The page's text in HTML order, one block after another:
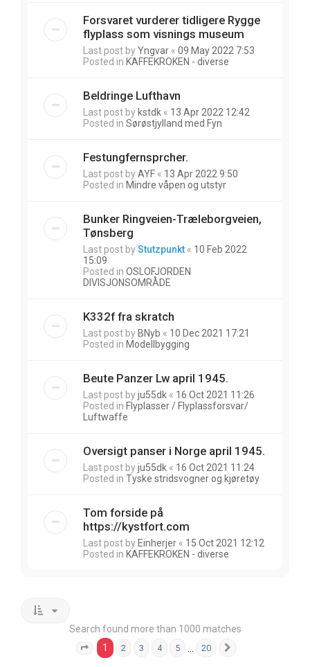
Forsvaret vurderer tidligere Rygge
flyplass som visnings museum
Last post byYngvar « 09 May 2022 7:53
Posted in KAFFEKROKEN - diverse
Beldringe Lufthavn
Last post by kstdk « 13 Apr 2022 12:42
Posted in Sørøstjylland med Fyn
Festungfernsprcher.
Last post byAYF « 13 Apr 2022 9:50
Posted in Mindre våpen og utstyr
Bunker Ringveien-Træleborgveien,
Tønsberg
Last post byStutzpunkt « 10 Feb 2022
15:09
Posted in OSLOFJORDEN
DIVISJONSOMRÅDE
K332f fra skratch
Last post by BNyb « 10 Dec 2021 17:21
Posted in Modellbygging
Beute Panzer Lw april 1945.
Last post byju55dk « 16 Oct 2021 11:26
Posted in Flyplasser / Flyplassforsvar/
Luftwaffe
Oversigt panser i Norge april 1945.
Last post byju55dk « 16 Oct 2021 11:24
Posted in Tyske stridsvogner og kjøretøy
Tom forside på
https://kystfort.com
Last post by Einherjer « 15 Oct 2021 12:12
Posted in KAFFEKROKEN - diverse
Search found more than 1000 matches
Page 1 of 20
1 2 3 4 5 20